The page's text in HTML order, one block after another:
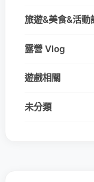
旅遊&美食&活動
露營 Vlog
遊戲相關
未分類